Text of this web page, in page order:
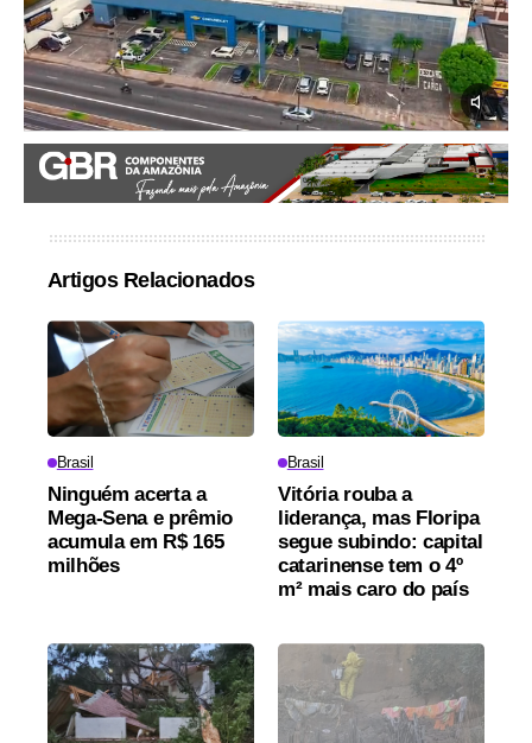
Artigos Relacionados
Brasil
Ninguém acerta a
Mega-Sena e prêmio
acumula em R$ 165
milhões
Brasil
Vitória rouba a
liderança, mas Floripa
segue subindo: capital
catarinense tem o 4º
m² mais caro do país